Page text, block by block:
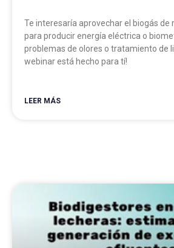
Te interesaría aprovechar el biogás de
para producir energía eléctrica o
problemas de olores o tratamiento de
webinar está hecho para tí!
LEER MÁS